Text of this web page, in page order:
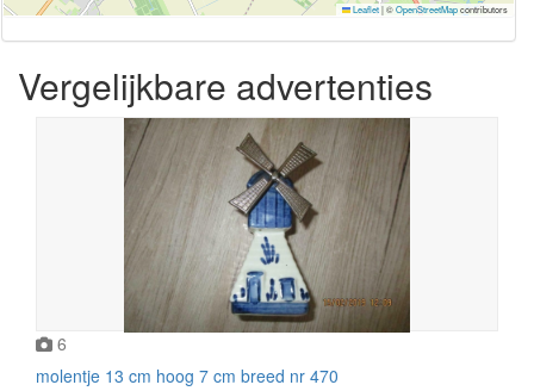
Leaflet|©OpenStreetMapcontributors
Vergelijkbare advertenties
6
molentje 13 cm hoog 7 cm breed nr 470